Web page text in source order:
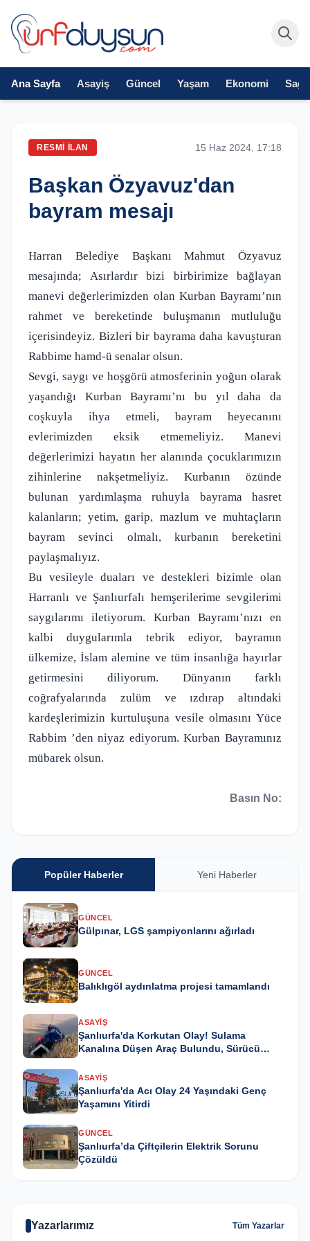
Ana Sayfa Asayiş Güncel Yaşam Ekonomi
RESMI İLAN 15 Haz 2024, 17:18
Başkan Özyavuz'dan
bayram mesajı
Harran Belediye Başkanı Mahmut Özyavuz
mesajında; Asırlardır bizi birbirimize bağlayan
manevi değerlerimizden olan Kurban Bayramı’nın
rahmet ve bereketinde buluşmanın mutluluğu
içerisindeyiz. Bizleri bir bayrama daha kavuşturan
Rabbime hamd-ü senalar olsun.
Sevgi, saygı ve hoşgörü atmosferinin yoğun olarak
yaşandığı Kurban Bayramı’nı bu yıl daha da
coşkuyla ihya etmeli, bayram heyecanını
evlerimizden eksik etmemeliyiz. Manevi
değerlerimizi hayatın her alanında çocuklarımızın
zihinlerine nakşetmeliyiz. Kurbanın özünde
bulunan yardımlaşma ruhuyla bayrama hasret
kalanların; yetim, garip, mazlum ve muhtaçların
bayram sevinci olmalı, kurbanın bereketini
paylaşmalıyız.
Bu vesileyle duaları ve destekleri bizimle olan
Harranlı ve Şanlıurfalı hemşerilerime sevgilerimi
saygılarımı iletiyorum. Kurban Bayramı’nızı en
kalbi duygularımla tebrik ediyor, bayramın
ülkemize, İslam alemine ve tüm insanlığa hayırlar
getirmesini diliyorum. Dünyanın farklı
coğrafyalarında zulüm ve ızdırap altındaki
kardeşlerimizin kurtuluşuna vesile olmasını Yüce
Rabbim ’den niyaz ediyorum. Kurban Bayramınız
mübarek olsun.
Basın No:
Popüler Haberler Yeni Haberler
GÜNCEL
Gülpınar, LGS şampiyonlarını ağırladı
GÜNCEL
Balıklıgöl aydınlatma projesi tamamlandı
ASAYIŞ
Şanlıurfa'da Korkutan Olay! Sulama
Kanalına Düşen Araç Bulundu, Sürücü
ASAYIŞ
Şanlıurfa'da Acı Olay 24 Yaşındaki Genç
Yaşamını Yitirdi
GÜNCEL
Şanlıurfa’da Çiftçilerin Elektrik Sorunu
Çözüldü
Yazarlarımız Tüm Yazarlar